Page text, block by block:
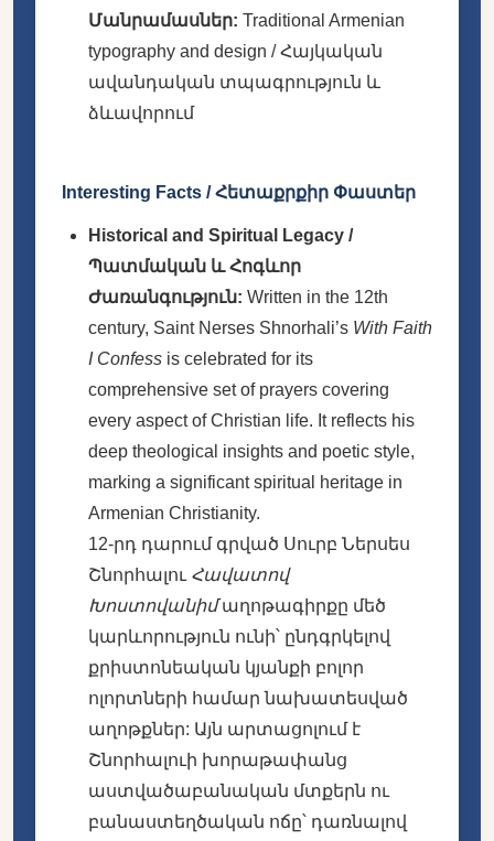
Մանրամասներ: Traditional Armenian
typography and design / Հայկական
ավանդական տպագրություն և
ձևավորում
Interesting Facts / Հետաքրքիր Փաստեր
Historical and Spiritual Legacy /
Պատմական և Հոգևոր
Ժառանգություն: Written in the 12th
century, Saint Nerses Shnorhali’s With Faith
I Confess is celebrated for its
comprehensive set of prayers covering
every aspect of Christian life. It reflects his
deep theological insights and poetic style,
marking a significant spiritual heritage in
Armenian Christianity.
12-րդ դարում գրված Սուրբ Ներսես
Շնորհալու Հավատով
Խոստովանիմաղոթագիրքը մեծ
կարևորություն ունի՝ ընդգրկելով
քրիստոնեական կյանքի բոլոր
ոլորտների համար նախատեսված
աղոթքներ: Այն արտացոլում է
Շնորհալուի խորաթափանց
աստվածաբանական մտքերն ու
բանաստեղծական ոճը՝ դառնալով